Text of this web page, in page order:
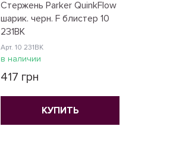
Стержень Parker QuinkFlow
шарик. черн. F блистер 10
231BK
Арт. 10 231BK
в наличии
417 грн
КУПИТЬ